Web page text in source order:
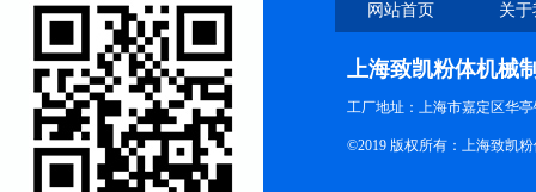
网站首页 关
上海致凯粉体机械
工厂地址：上海市嘉定区华
©2019 版权所有：上海致凯